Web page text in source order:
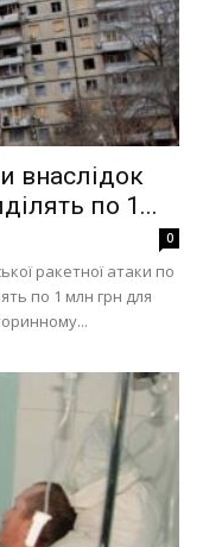
внаслідок
по 1...
0
ракетної атаки по
по 1 млн грн для